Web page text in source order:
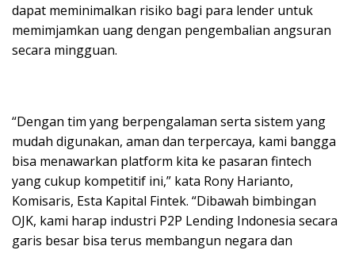
dapat meminimalkan risiko bagi para lender untuk
memimjamkan uang dengan pengembalian angsuran
secara mingguan.
“Dengan tim yang berpengalaman serta sistem yang
mudah digunakan, aman dan terpercaya, kami bangga
bisa menawarkan platform kita ke pasaran fintech
yang cukup kompetitif ini,” kata Rony Harianto,
Komisaris, Esta Kapital Fintek. “Dibawah bimbingan
OJK, kami harap industri P2P Lending Indonesia secara
garis besar bisa terus membangun negara dan